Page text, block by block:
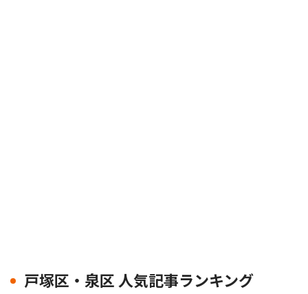
戸塚区・泉区 人気記事ランキング